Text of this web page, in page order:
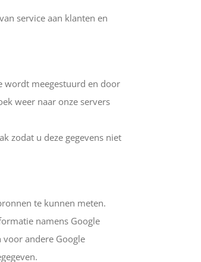
service aan klanten en
wordt meegestuurd en door
weer naar onze servers
zodat u deze gegevens niet
te kunnen meten.
namens Google
andere Google